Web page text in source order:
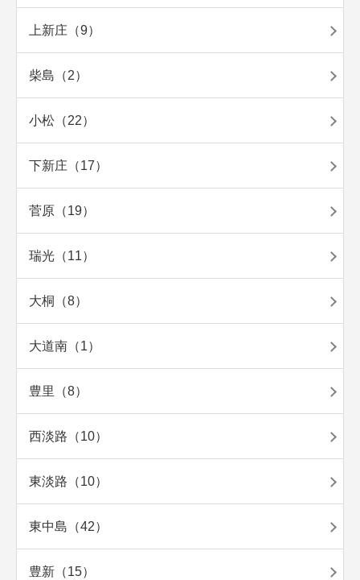
上新庄（9）
柴島（2）
小松（22）
下新庄（17）
菅原（19）
瑞光（11）
大桐（8）
大道南（1）
豊里（8）
西淡路（10）
東淡路（10）
東中島（42）
豊新（15）